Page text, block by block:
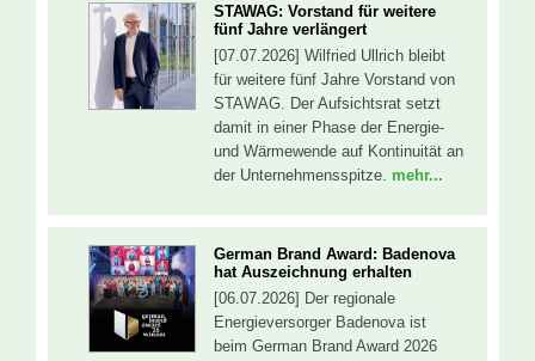
STAWAG: Vorstand für weitere
fünf Jahre verlängert
[07.07.2026] Wilfried Ullrich bleibt
für weitere fünf Jahre Vorstand von
STAWAG. Der Aufsichtsrat setzt
damit in einer Phase der Energie-
und Wärmewende auf Kontinuität an
der Unternehmensspitze. mehr...
German Brand Award: Badenova
hat Auszeichnung erhalten
[06.07.2026] Der regionale
Energieversorger Badenova ist
beim German Brand Award 2026